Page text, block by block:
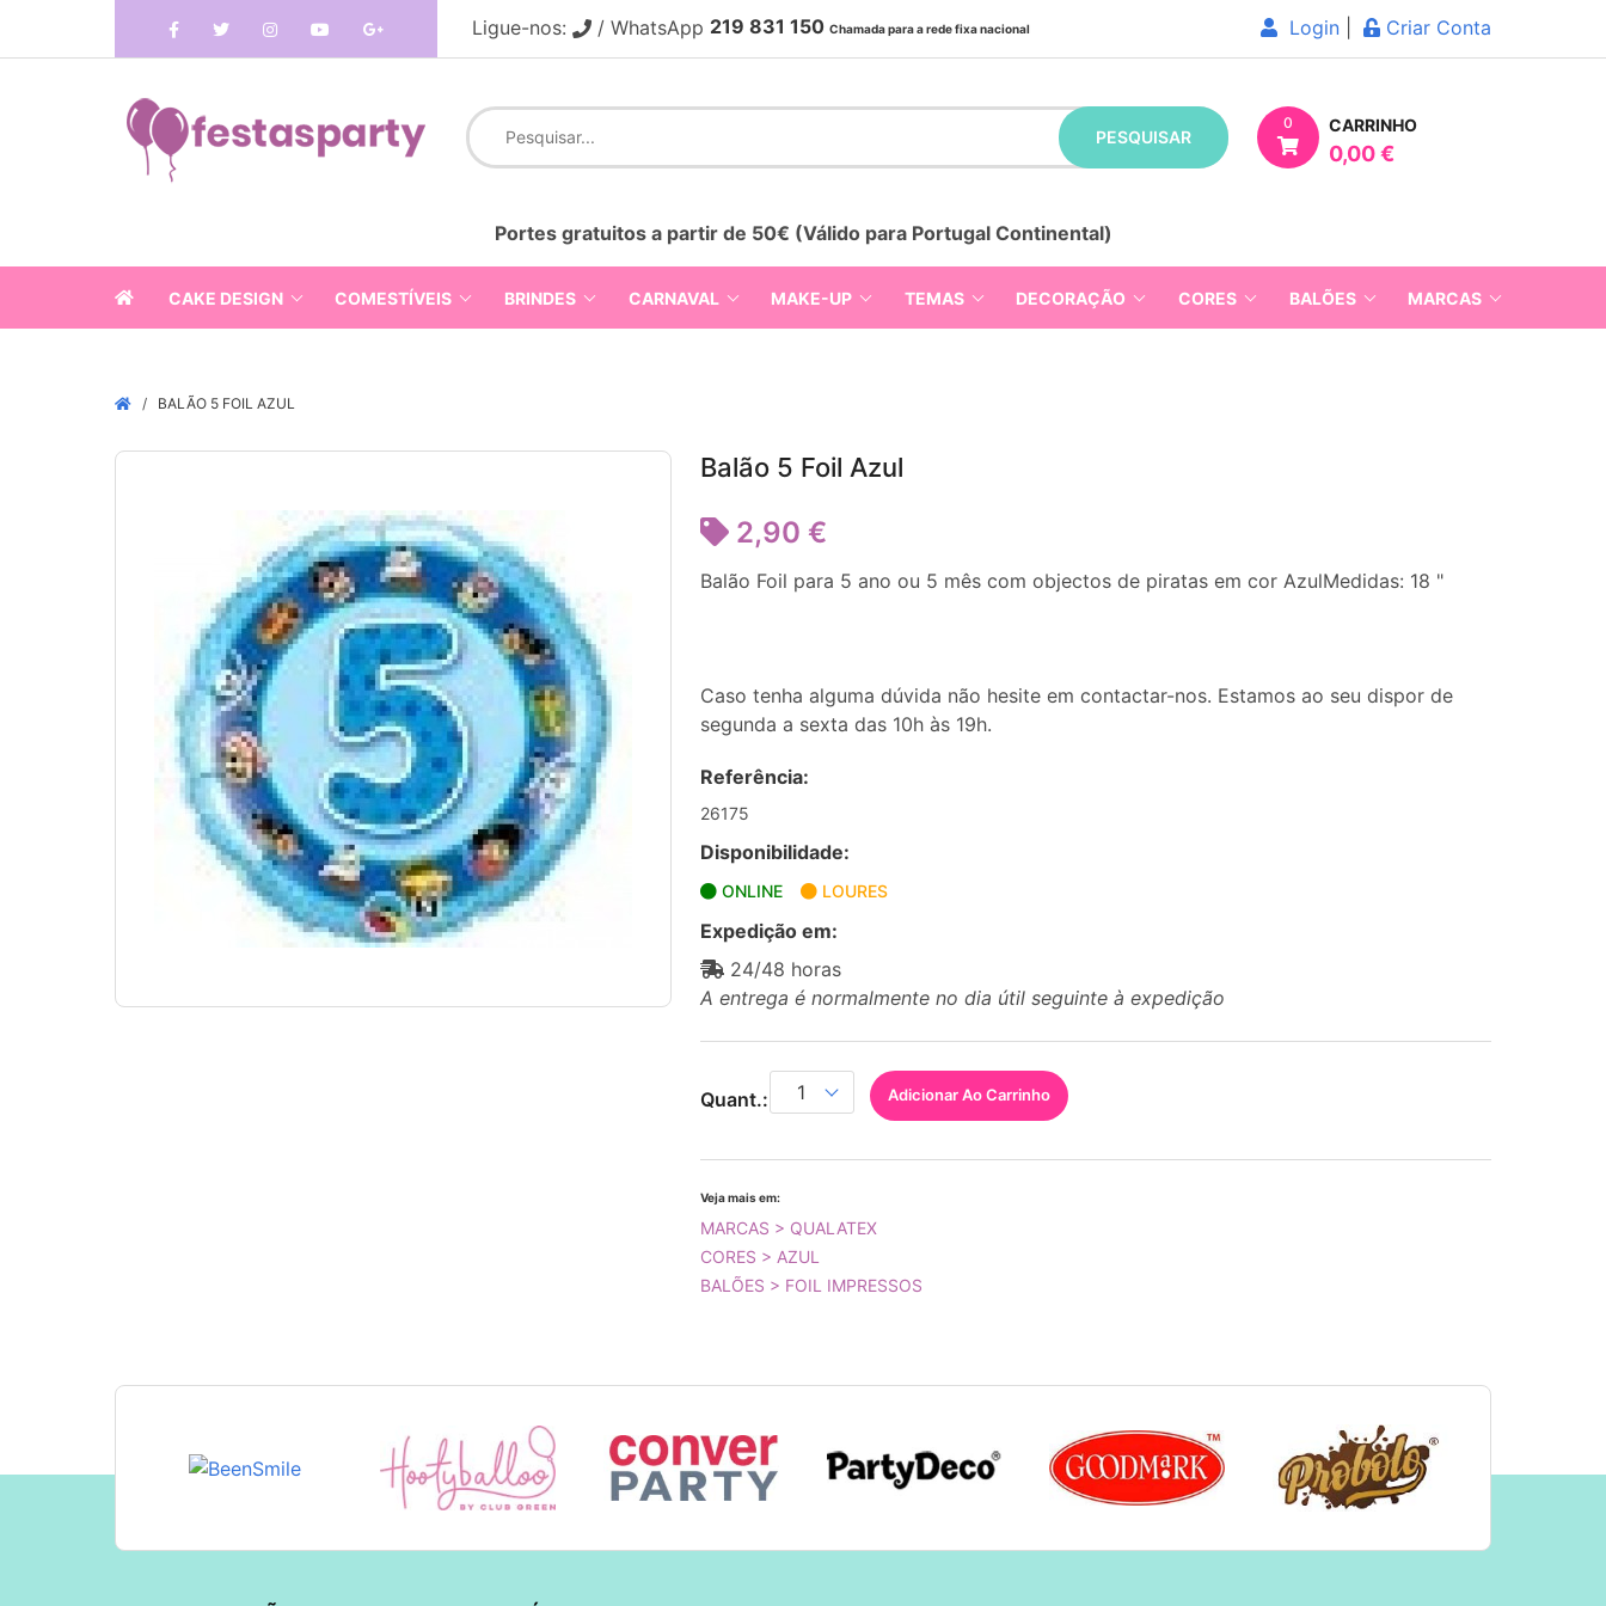
Ligue-nos: / WhatsApp 219 831 150 Chamada para a rede fixa nacional Login Criar Conta
PESQUISAR
0 CARRINHO
0,00 €
Portes gratuitos a partir de 50€ (Válido para Portugal Continental)
CAKE DESIGN COMESTÍVEIS BRINDES CARNAVAL MAKE-UP TEMAS DECORAÇÃO CORES BALÕES MARCAS
BALÃO 5 FOIL AZUL
Balão 5 Foil Azul
2,90 €
Balão Foil para 5 ano ou 5 mês com objectos de piratas em cor AzulMedidas: 18 "
Caso tenha alguma dúvida não hesite em contactar-nos. Estamos ao seu dispor de
segunda a sexta das 10h às 19h.
Referência:
26175
Disponibilidade:
ONLINE LOURES
Expedição em:
24/48 horas
A entrega é normalmente no dia útil seguinte à expedição
Quant.: Adicionar Ao Carrinho
Veja mais em:
MARCAS > QUALATEX
CORES > AZUL
BALÕES > FOIL IMPRESSOS